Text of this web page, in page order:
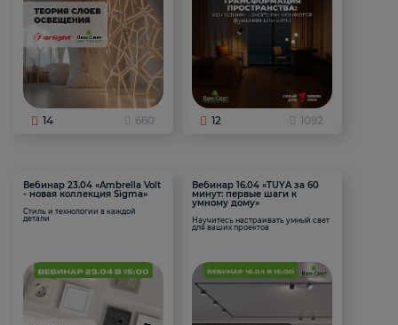
14 660 12 1092
Вебинар 23.04 «Ambrella Volt
- новая коллекция Sigma»
Стиль и технологии в каждой
детали
Вебинар 16.04 «TUYA за 60
минут: первые шаги к
умному дому»
Научитесь настраивать умный свет
для ваших проектов